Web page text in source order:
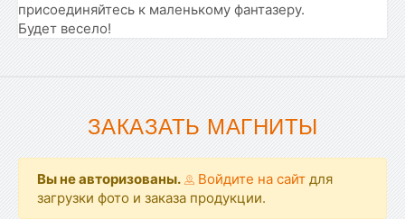
присоединяйтесь к маленькому фантазеру.
Будет весело!
ЗАКАЗАТЬ МАГНИТЫ
Вы не авторизованы. Войдите на сайт для
загрузки фото и заказа продукции.